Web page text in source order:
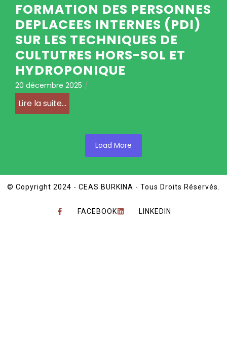
FORMATION DES PERSONNES
DEPLACEES INTERNES (PDI)
SUR LES TECHNIQUES DE
CULTUTRES HORS-SOL ET
HYDROPONIQUE
20 décembre 2025 /
Lire la suite...
Load More
© Copyright 2024 - CEAS BURKINA - Tous Droits Réservés.
FACEBOOK LINKEDIN